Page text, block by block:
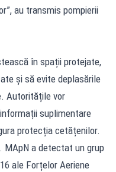
au transmis pompierii
în spații protejate,
și să evite deplasările
Autoritățile vor
suplimentare
protecția cetățenilor.
MApN a detectat un grup
ale Forțelor Aeriene